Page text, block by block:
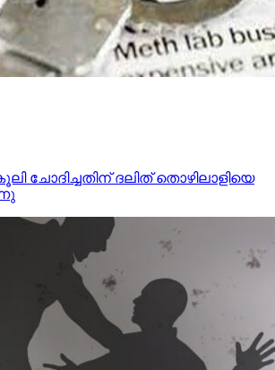
ചോദിച്ചതിന് ദലിത് തൊഴിലാളിയെ